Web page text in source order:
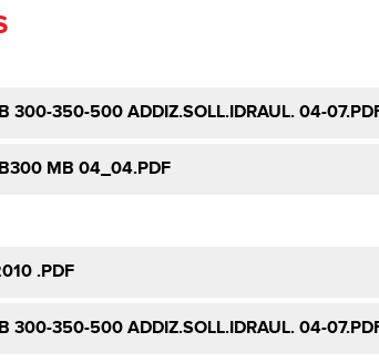
300-350-500 ADDIZ.SOLL.IDRAUL. 04-
MB 04_04.PDF
.PDF
300-350-500 ADDIZ.SOLL.IDRAUL. 04-